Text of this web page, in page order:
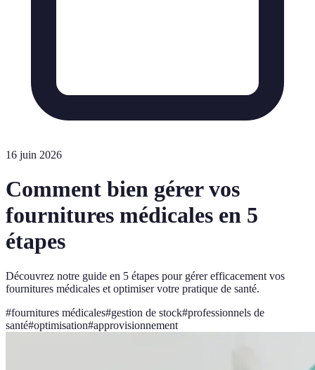
16 juin 2026
Comment bien gérer vos
fournitures médicales en 5
étapes
Découvrez notre guide en 5 étapes pour gérer efficacement vos
fournitures médicales et optimiser votre pratique de santé.
#fournitures médicales#gestion de stock#professionnels de
santé#optimisation#approvisionnement